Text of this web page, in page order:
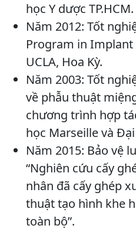
học Y dược TP.HCM.
Năm 2012: Tốt
Program in
UCLA, Hoa Kỳ.
Năm 2003: Tốt
về phẫu thuật
chương trình hợp
học Marseille và Đại
Năm 2015: Bảo vệ
“Nghiên cứu cấy
nhân đã cấy ghép
thuật tạo hình khe
toàn bộ”.